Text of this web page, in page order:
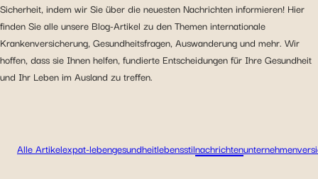
Sicherheit, indem wir Sie über die neuesten Nachrichten informieren! Hier
finden Sie alle unsere Blog-Artikel zu den Themen internationale
Krankenversicherung, Gesundheitsfragen, Auswanderung und mehr. Wir
hoffen, dass sie Ihnen helfen, fundierte Entscheidungen für Ihre Gesundheit
und Ihr Leben im Ausland zu treffen.
Alle Artikelexpat-lebengesundheitlebensstilnachrichtenunternehmen